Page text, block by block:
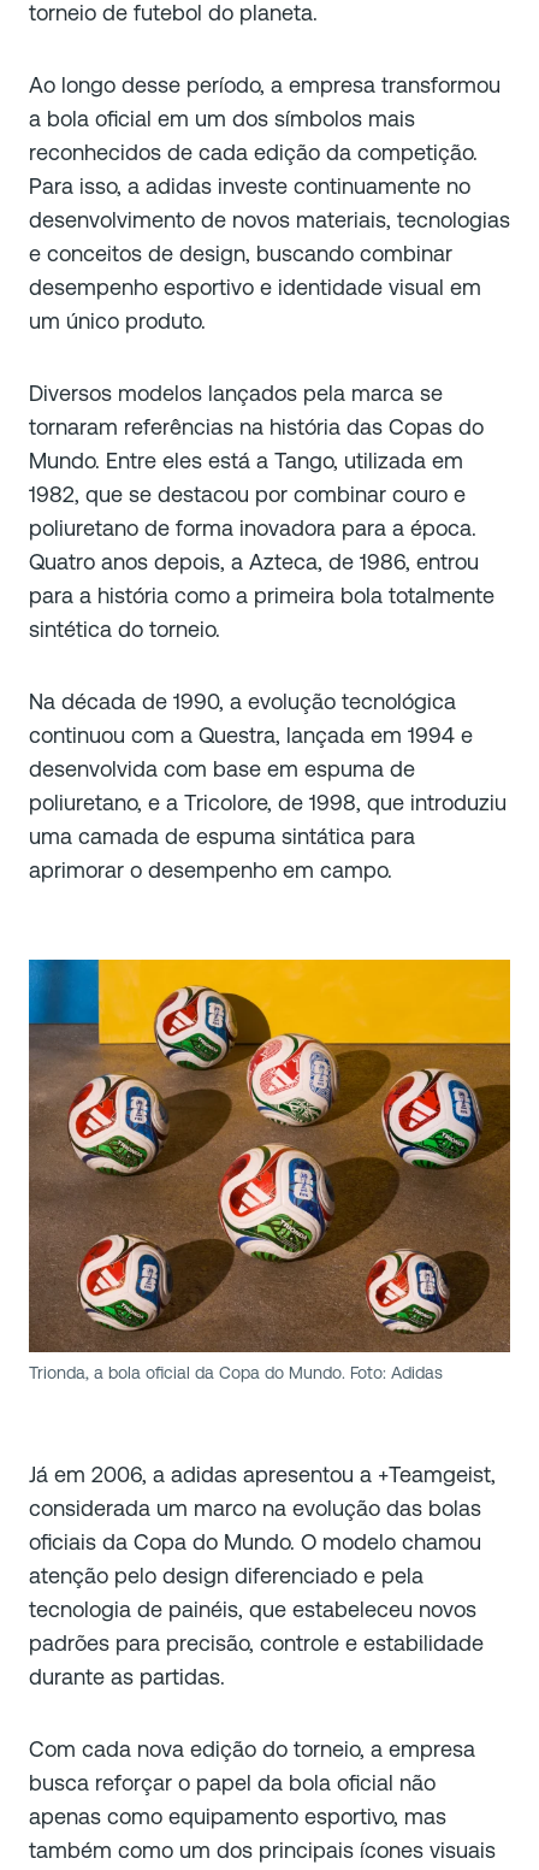
torneio de futebol do planeta.
Ao longo desse período, a empresa transformou
a bola oficial em um dos símbolos mais
reconhecidos de cada edição da competição.
Para isso, a adidas investe continuamente no
desenvolvimento de novos materiais, tecnologias
e conceitos de design, buscando combinar
desempenho esportivo e identidade visual em
um único produto.
Diversos modelos lançados pela marca se
tornaram referências na história das Copas do
Mundo. Entre eles está a Tango, utilizada em
1982, que se destacou por combinar couro e
poliuretano de forma inovadora para a época.
Quatro anos depois, a Azteca, de 1986, entrou
para a história como a primeira bola totalmente
sintética do torneio.
Na década de 1990, a evolução tecnológica
continuou com a Questra, lançada em 1994 e
desenvolvida com base em espuma de
poliuretano, e a Tricolore, de 1998, que introduziu
uma camada de espuma sintática para
aprimorar o desempenho em campo.
Trionda, a bola oficial da Copa do Mundo. Foto: Adidas
Já em 2006, a adidas apresentou a +Teamgeist,
considerada um marco na evolução das bolas
oficiais da Copa do Mundo. O modelo chamou
atenção pelo design diferenciado e pela
tecnologia de painéis, que estabeleceu novos
padrões para precisão, controle e estabilidade
durante as partidas.
Com cada nova edição do torneio, a empresa
busca reforçar o papel da bola oficial não
apenas como equipamento esportivo, mas
também como um dos principais ícones visuais